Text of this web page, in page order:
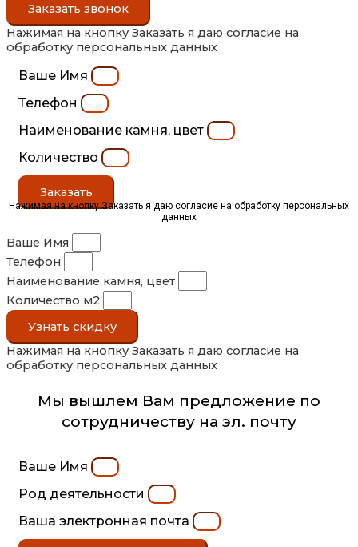
Заказать звонок
Нажимая на кнопку Заказать я даю согласие на
обработку персональных данных
Ваше Имя
Телефон
Наименование камня, цвет
Количество
Заказать
Нажимая на кнопку Заказать я даю согласие на обработку персональных
данных
Ваше Имя
Телефон
Наименование камня, цвет
Количество м2
Узнать скидку
Нажимая на кнопку Заказать я даю согласие на
обработку персональных данных
Мы вышлем Вам предложение по
сотрудничеству на эл. почту
Ваше Имя
Род деятельности
Ваша электронная почта